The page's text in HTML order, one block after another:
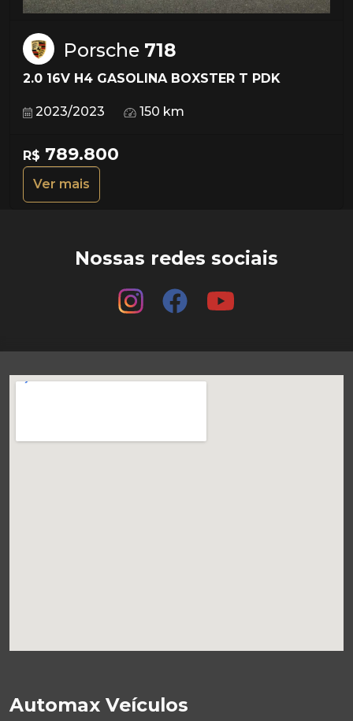
Porsche 718
2.0 16V H4 GASOLINA BOXSTER T PDK
2023/2023 150 km
R$ 789.800
Ver mais
Nossas redes sociais
Automax Veículos